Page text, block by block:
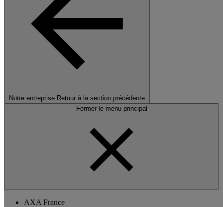
Notre entreprise Retour à la section précédente
Fermer le menu principal
AXA France